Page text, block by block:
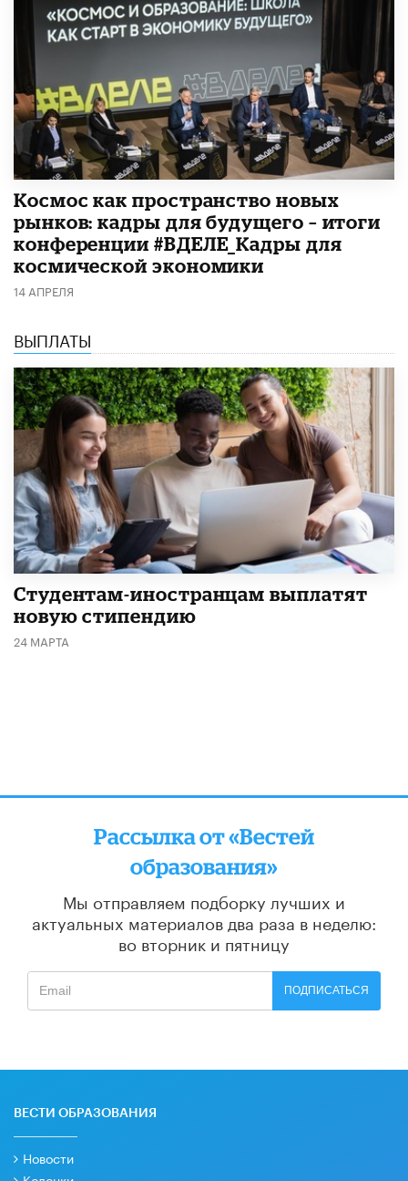
Космос как пространство новых
рынков: кадры для будущего – итоги
конференции #ВДЕЛЕ_Кадры для
космической экономики
14 АПРЕЛЯ
ВЫПЛАТЫ
Студентам-иностранцам выплатят
новую стипендию
24 МАРТА
Рассылка от «Вестей
образования»
Мы отправляем подборку лучших и
актуальных материалов два раза в неделю:
во вторник и пятницу
ПОДПИСАТЬСЯ
ВЕСТИ ОБРАЗОВАНИЯ
Новости